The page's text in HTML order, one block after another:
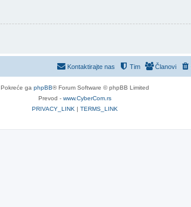
Članovi
Tim
Kontaktirajte nas
Pokreće ga phpBB® Forum Software © phpBB Limited
Prevod - www.CyberCom.rs
PRIVACY_LINK | TERMS_LINK